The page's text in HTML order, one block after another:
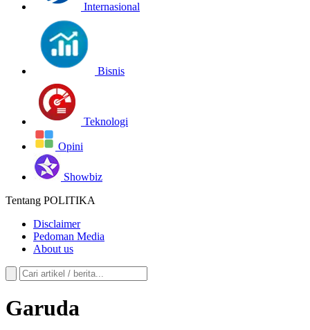
Internasional
Bisnis
Teknologi
Opini
Showbiz
Tentang POLITIKA
Disclaimer
Pedoman Media
About us
Garuda